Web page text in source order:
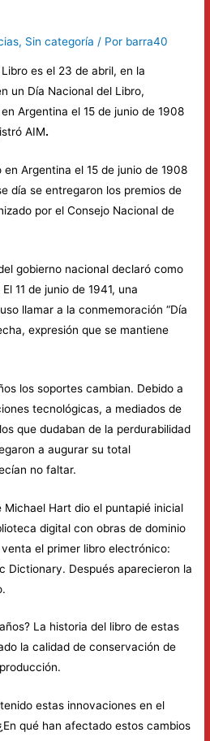
, Sin categoría / Por barra40
es el 23 de abril, en la
un Día Nacional del Libro,
Argentina el 15 de junio de 1908
AIM.
Argentina el 15 de junio de 1908
día se entregaron los premios de
por el Consejo Nacional de
gobierno nacional declaró como
11 de junio de 1941, una
llamar a la conmemoración “Día
expresión que se mantiene
los soportes cambian. Debido a
tecnológicas, a mediados de
que dudaban de la perdurabilidad
a augurar su total
no faltar.
Michael Hart dio el puntapié inicial
digital con obras de dominio
venta el primer libro electrónico:
Dictionary. Después aparecieron la
La historia del libro de estas
la calidad de conservación de
estas innovaciones en el
qué han afectado estos cambios